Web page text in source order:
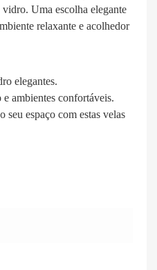
Uma escolha elegante
relaxante e acolhedor
elegantes.
ambientes confortáveis.
seu espaço com estas velas